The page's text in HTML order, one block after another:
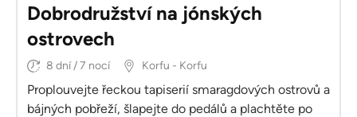
Dobrodružství na jónských
ostrovech
8 dní / 7 nocí Korfu - Korfu
Proplouvejte řeckou tapiserií smaragdových ostrovů a
bájných pobřeží, šlapejte do pedálů a plachtěte po